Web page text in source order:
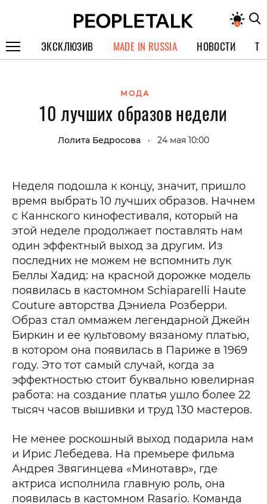
ЭКСКЛЮЗИВ
ИНТЕРВЬЮ
ПОКОЛЕНИЕ
MADE IN RUSSIA НОВОСТИ
МОДА
10 лучших образов недели
Лолита Бедросова • 24 мая 10:00
Неделя подошла к концу, значит, пришло
время выбрать 10 лучших образов. Начнем
с Каннского кинофестиваля, который на
этой неделе продолжает поставлять нам
один эффектный выход за другим. Из
последних не можем не вспомнить лук
Беллы Хадид: на красной дорожке модель
появилась в кастомном Schiaparelli Haute
Couture авторства Дэниела Розберри.
Образ стал оммажем легендарной Джейн
Биркин и ее культовому вязаному платью,
в котором она появилась в Париже в 1969
году. Это тот самый случай, когда за
эффектностью стоит буквально ювелирная
работа: на создание платья ушло более 22
тысяч часов вышивки и труд 130 мастеров.
Не менее роскошный выход подарила нам
и Ирис Лебедева. На премьере фильма
Андрея Звягинцева «Минотавр», где
актриса исполнила главную роль, она
появилась в кастомном Rasario. Команда